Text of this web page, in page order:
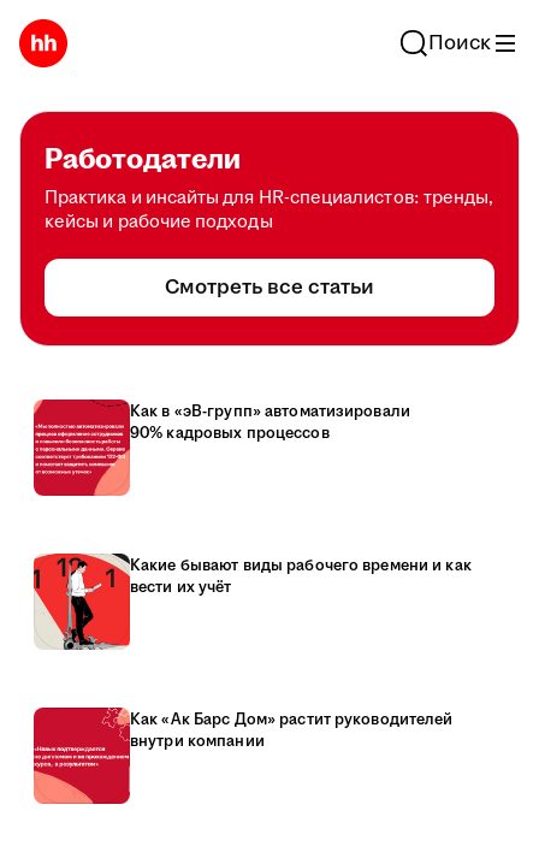
Поиск
Работодатели
Практика и инсайты для HR-специалистов: тренды,
кейсы и рабочие подходы
Смотреть все статьи
Как в «эВ-групп» автоматизировали
90% кадровых процессов
Какие бывают виды рабочего времени и как
вести их учёт
Как «Ак Барс Дом» растит руководителей
внутри компании